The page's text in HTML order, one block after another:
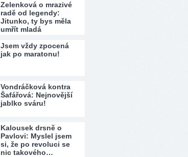
Zelenková o mrazivé
radě od legendy:
Jitunko, ty bys měla
umřít mladá
Jsem vždy zpocená
jak po maratonu!
Vondráčková kontra
Šafářová: Nejnovější
jablko sváru!
Kalousek drsně o
Pavlovi: Myslel jsem
si, že po revoluci se
nic takového…